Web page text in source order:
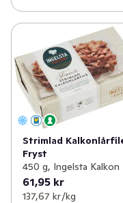
Strimlad
Fryst
450 g, Ingelsta Kalkon
61,95 kr
137,67 kr /kg